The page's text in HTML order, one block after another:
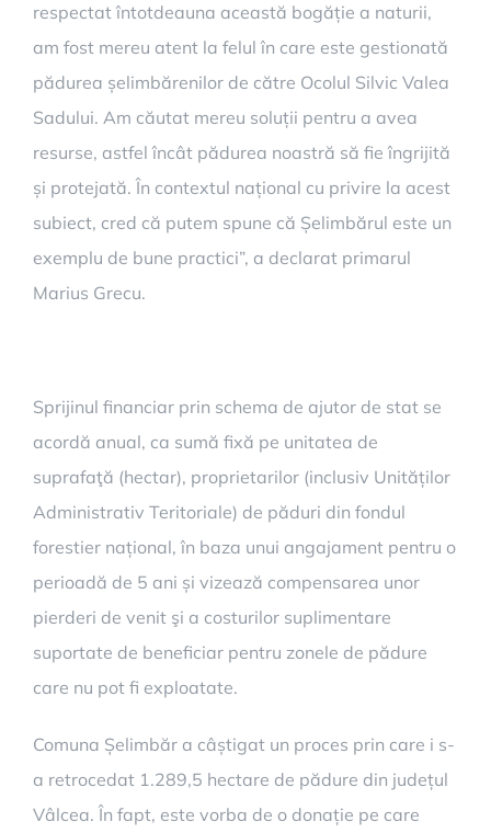
respectat întotdeauna această bogăție a naturii,
am fost mereu atent la felul în care este gestionată
pădurea șelimbărenilor de către Ocolul Silvic Valea
Sadului. Am căutat mereu soluții pentru a avea
resurse, astfel încât pădurea noastră să fie îngrijită
și protejată. În contextul național cu privire la acest
subiect, cred că putem spune că Șelimbărul este un
exemplu de bune practici”, a declarat primarul
Marius Grecu.
Sprijinul financiar prin schema de ajutor de stat se
acordă anual, ca sumă fixă pe unitatea de
suprafaţă (hectar), proprietarilor (inclusiv Unităților
Administrativ Teritoriale) de păduri din fondul
forestier național, în baza unui angajament pentru o
perioadă de 5 ani și vizează compensarea unor
pierderi de venit şi a costurilor suplimentare
suportate de beneficiar pentru zonele de pădure
care nu pot fi exploatate.
Comuna Șelimbăr a câștigat un proces prin care i s-
a retrocedat 1.289,5 hectare de pădure din județul
Vâlcea. În fapt, este vorba de o donație pe care